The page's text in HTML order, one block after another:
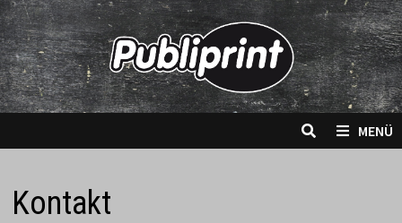
Zum
Inhalt
springen
MENÜ
Kontakt